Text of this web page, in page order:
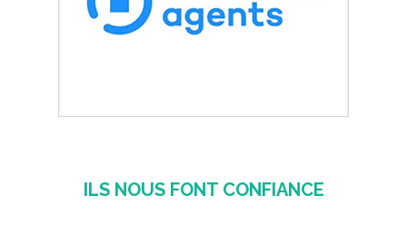
ILS NOUS FONT CONFIANCE